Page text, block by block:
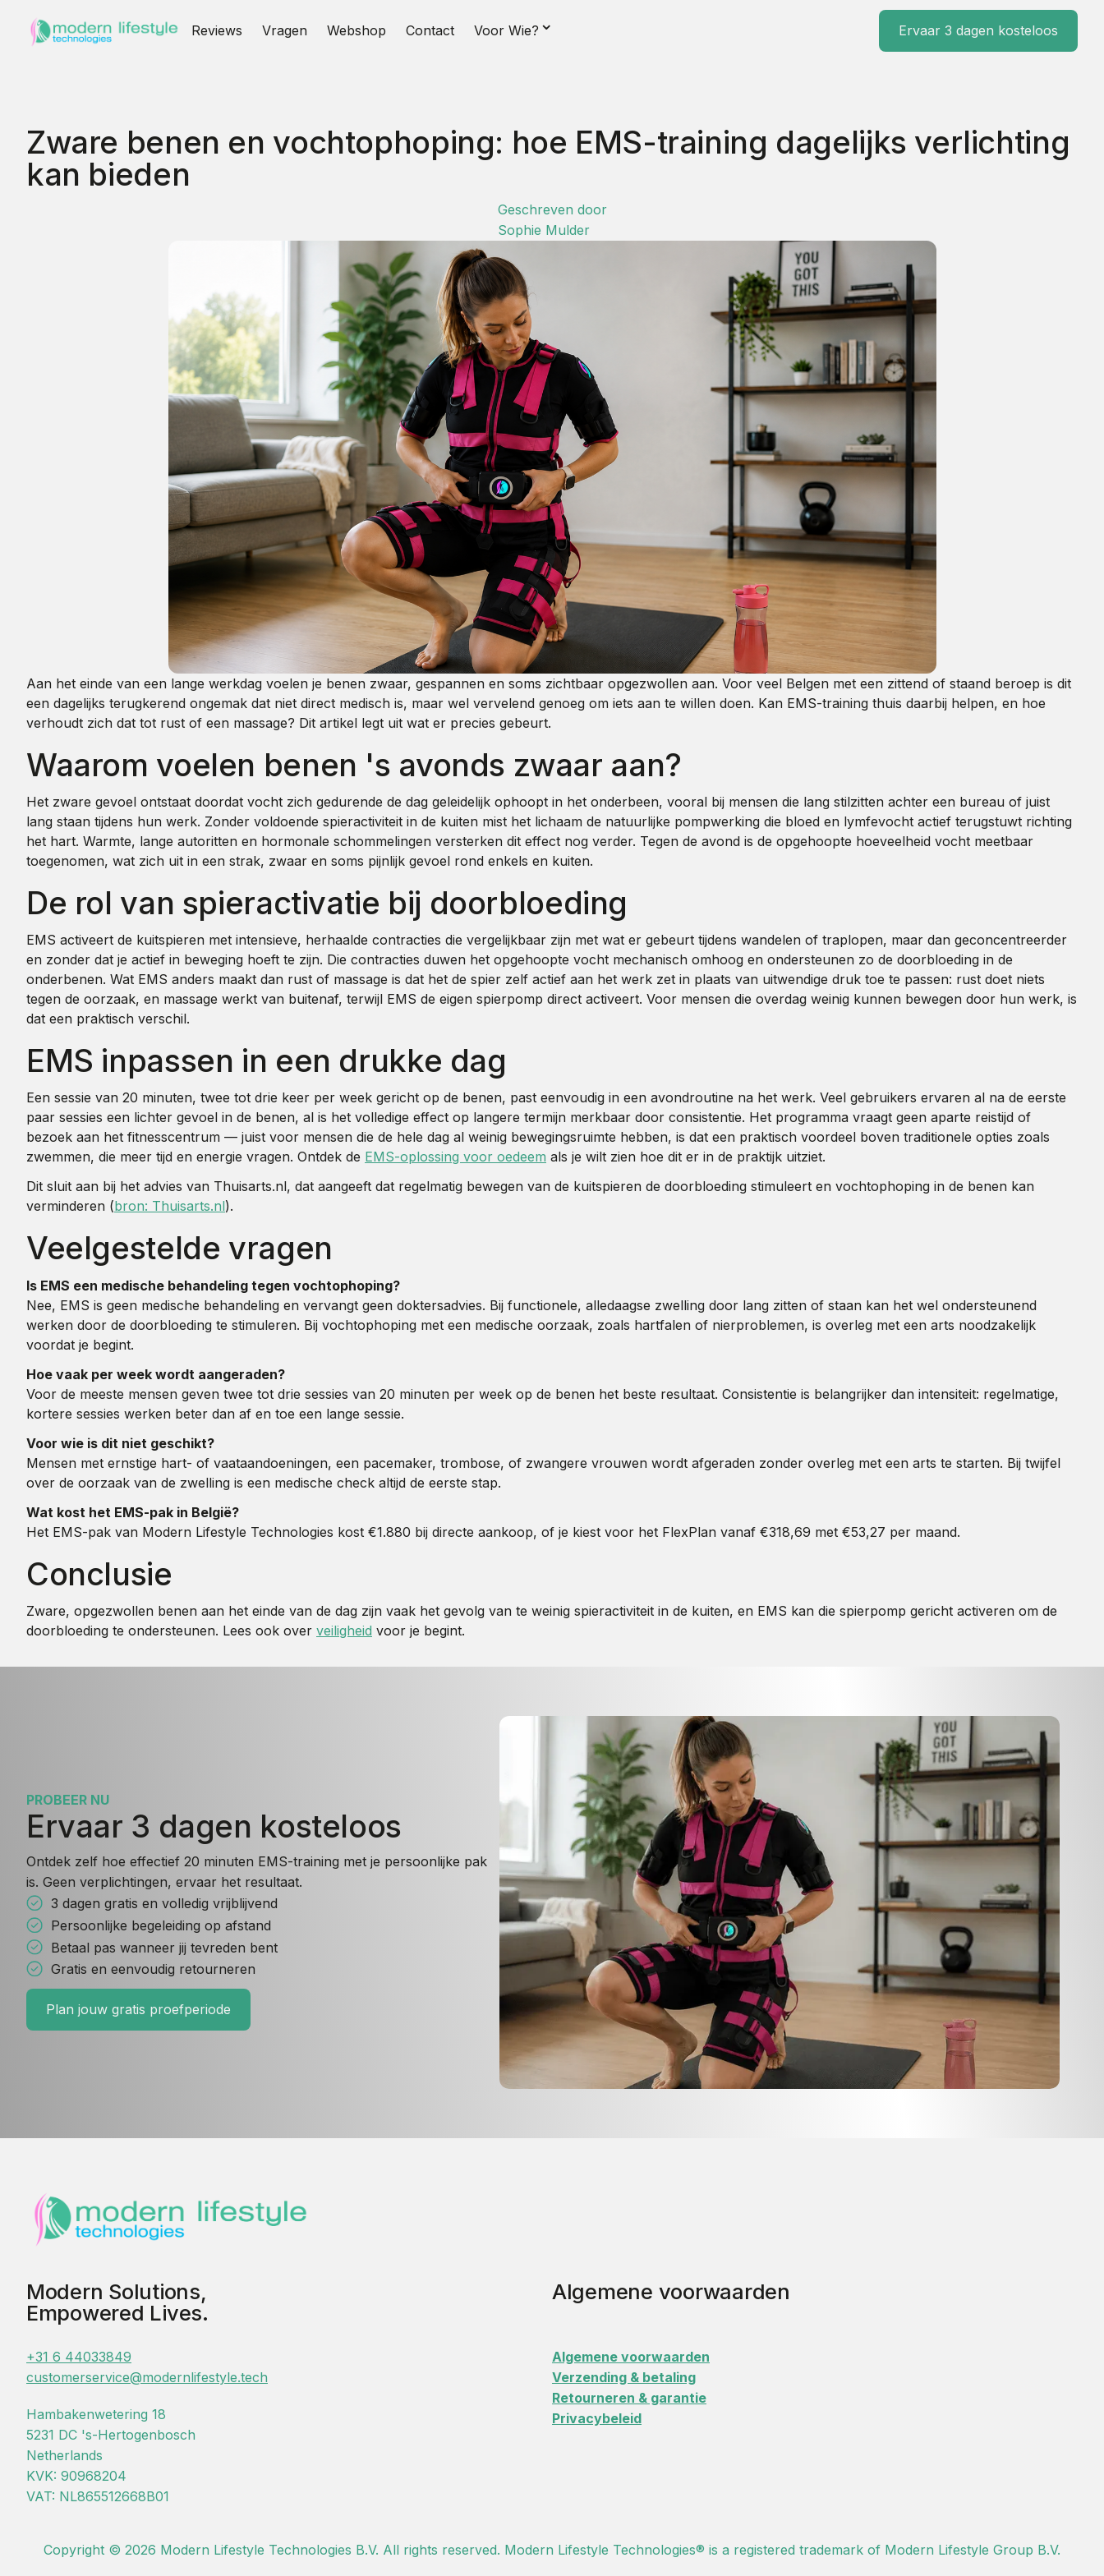
Reviews Vragen Webshop Contact Voor Wie? ⌄ Ervaar 3 dagen kosteloos
Zware benen en vochtophoping: hoe EMS-training dagelijks verlichting
kan bieden
Geschreven door
Sophie Mulder
Aan het einde van een lange werkdag voelen je benen zwaar, gespannen en soms zichtbaar opgezwollen aan. Voor veel Belgen met een zittend of staand beroep is dit
een dagelijks terugkerend ongemak dat niet direct medisch is, maar wel vervelend genoeg om iets aan te willen doen. Kan EMS-training thuis daarbij helpen, en hoe
verhoudt zich dat tot rust of een massage? Dit artikel legt uit wat er precies gebeurt.
Waarom voelen benen 's avonds zwaar aan?
Het zware gevoel ontstaat doordat vocht zich gedurende de dag geleidelijk ophoopt in het onderbeen, vooral bij mensen die lang stilzitten achter een bureau of juist
lang staan tijdens hun werk. Zonder voldoende spieractiviteit in de kuiten mist het lichaam de natuurlijke pompwerking die bloed en lymfevocht actief terugstuwt richting
het hart. Warmte, lange autoritten en hormonale schommelingen versterken dit effect nog verder. Tegen de avond is de opgehoopte hoeveelheid vocht meetbaar
toegenomen, wat zich uit in een strak, zwaar en soms pijnlijk gevoel rond enkels en kuiten.
De rol van spieractivatie bij doorbloeding
EMS activeert de kuitspieren met intensieve, herhaalde contracties die vergelijkbaar zijn met wat er gebeurt tijdens wandelen of traplopen, maar dan geconcentreerder
en zonder dat je actief in beweging hoeft te zijn. Die contracties duwen het opgehoopte vocht mechanisch omhoog en ondersteunen zo de doorbloeding in de
onderbenen. Wat EMS anders maakt dan rust of massage is dat het de spier zelf actief aan het werk zet in plaats van uitwendige druk toe te passen: rust doet niets
tegen de oorzaak, en massage werkt van buitenaf, terwijl EMS de eigen spierpomp direct activeert. Voor mensen die overdag weinig kunnen bewegen door hun werk, is
dat een praktisch verschil.
EMS inpassen in een drukke dag
Een sessie van 20 minuten, twee tot drie keer per week gericht op de benen, past eenvoudig in een avondroutine na het werk. Veel gebruikers ervaren al na de eerste
paar sessies een lichter gevoel in de benen, al is het volledige effect op langere termijn merkbaar door consistentie. Het programma vraagt geen aparte reistijd of
bezoek aan het fitnesscentrum — juist voor mensen die de hele dag al weinig bewegingsruimte hebben, is dat een praktisch voordeel boven traditionele opties zoals
zwemmen, die meer tijd en energie vragen. Ontdek de EMS-oplossing voor oedeem als je wilt zien hoe dit er in de praktijk uitziet.
Dit sluit aan bij het advies van Thuisarts.nl, dat aangeeft dat regelmatig bewegen van de kuitspieren de doorbloeding stimuleert en vochtophoping in de benen kan
verminderen (bron: Thuisarts.nl).
Veelgestelde vragen
Is EMS een medische behandeling tegen vochtophoping?
Nee, EMS is geen medische behandeling en vervangt geen doktersadvies. Bij functionele, alledaagse zwelling door lang zitten of staan kan het wel ondersteunend
werken door de doorbloeding te stimuleren. Bij vochtophoping met een medische oorzaak, zoals hartfalen of nierproblemen, is overleg met een arts noodzakelijk
voordat je begint.
Hoe vaak per week wordt aangeraden?
Voor de meeste mensen geven twee tot drie sessies van 20 minuten per week op de benen het beste resultaat. Consistentie is belangrijker dan intensiteit: regelmatige,
kortere sessies werken beter dan af en toe een lange sessie.
Voor wie is dit niet geschikt?
Mensen met ernstige hart- of vaataandoeningen, een pacemaker, trombose, of zwangere vrouwen wordt afgeraden zonder overleg met een arts te starten. Bij twijfel
over de oorzaak van de zwelling is een medische check altijd de eerste stap.
Wat kost het EMS-pak in België?
Het EMS-pak van Modern Lifestyle Technologies kost €1.880 bij directe aankoop, of je kiest voor het FlexPlan vanaf €318,69 met €53,27 per maand.
Conclusie
Zware, opgezwollen benen aan het einde van de dag zijn vaak het gevolg van te weinig spieractiviteit in de kuiten, en EMS kan die spierpomp gericht activeren om de
doorbloeding te ondersteunen. Lees ook over veiligheid voor je begint.
PROBEER NU
Ervaar 3 dagen kosteloos
Ontdek zelf hoe effectief 20 minuten EMS-training met je persoonlijke pak
is. Geen verplichtingen, ervaar het resultaat.
3 dagen gratis en volledig vrijblijvend
Persoonlijke begeleiding op afstand
Betaal pas wanneer jij tevreden bent
Gratis en eenvoudig retourneren
Plan jouw gratis proefperiode
Modern Solutions,
Empowered Lives.
Algemene voorwaarden
+31 6 44033849
customerservice@modernlifestyle.tech
Hambakenwetering 18
5231 DC 's-Hertogenbosch
Netherlands
KVK: 90968204
VAT: NL865512668B01
Algemene voorwaarden
Verzending & betaling
Retourneren & garantie
Privacybeleid
Copyright © 2026 Modern Lifestyle Technologies B.V. All rights reserved. Modern Lifestyle Technologies® is a registered trademark of Modern Lifestyle Group B.V.